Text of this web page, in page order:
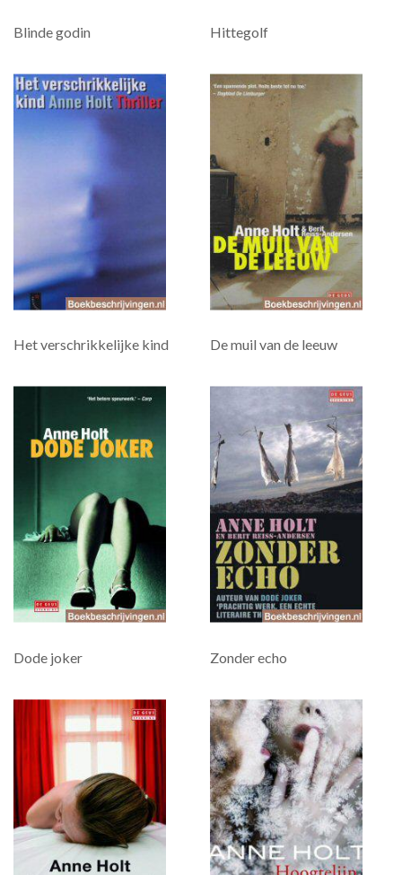
Blinde godin Hittegolf
Het verschrikkelijke kind De muil van de leeuw
Dode joker Zonder echo